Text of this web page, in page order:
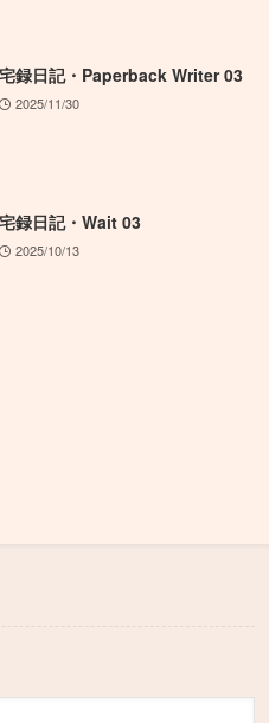
宅録日記・Paperback Writer 03
2025/11/30
宅録日記・Wait 03
2025/10/13